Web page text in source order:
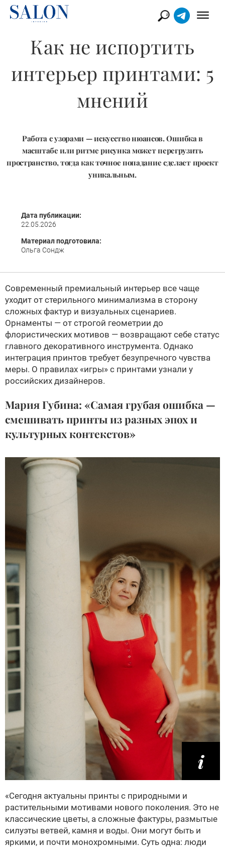
Как не испортить
интерьер принтами: 5
мнений
Работа с узорами — искусство нюансов. Ошибка в
масштабе или ритме рисунка может перегрузить
пространство, тогда как точное попадание сделает проект
уникальным.
Дата публикации:
22.05.2026
Материал подготовила:
Ольга Сондж
Современный премиальный интерьер все чаще
уходит от стерильного минимализма в сторону
сложных фактур и визуальных сценариев.
Орнаменты — от строгой геометрии до
флористических мотивов — возвращают себе статус
главного декоративного инструмента. Однако
интеграция принтов требует безупречного чувства
меры. О правилах «игры» с принтами узнали у
российских дизайнеров.
Мария Губина: «Самая грубая ошибка —
смешивать принты из разных эпох и
культурных контекстов»
«Сегодня актуальны принты с природными и
растительными мотивами нового поколения. Это не
классические цветы, а сложные фактуры, размытые
силуэты ветвей, камня и воды. Они могут быть и
яркими, и почти монохромными. Суть одна: люди